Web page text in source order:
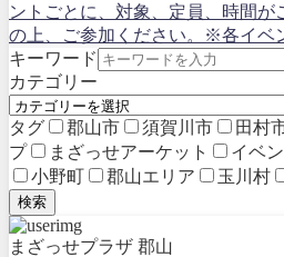
ントごとに、対象、定員、時間が
の上、ご参加ください。※各イベ
キーワード
カテゴリー
タグ 郡山市 須賀川市 田村
プ
まざっせアーケット イベ
小野町
郡山エリア 玉川村
検索
まざっせプラザ 郡山